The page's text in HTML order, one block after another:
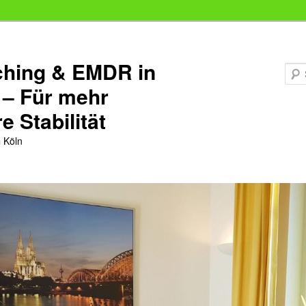
& EMDR in
Für mehr
Stabilität
Köln